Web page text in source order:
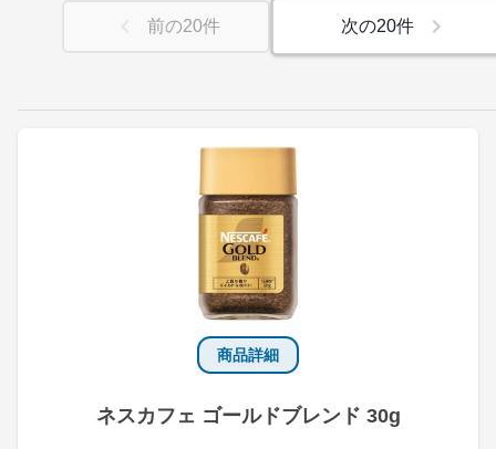
商品詳細
ネスカフェ ゴールドブレンド 30g
前の20件 次の20件